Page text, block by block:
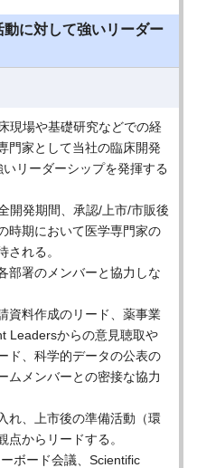
に対して強いリーダー
現場や基礎研究などでの経
門家として当社の臨床開発
リーダーシップを発揮する
開発期間、承認/上市/市販後
時期において医学専門家の
される。
部署のメンバーと協力しな
資料作成のリード、薬事業
Leadersからの意見聴取や
ド、科学的データの公表の
ムメンバーとの密接な協力
れ、上市後の準備活動（環
からリードする。
ボード会議、Scientific